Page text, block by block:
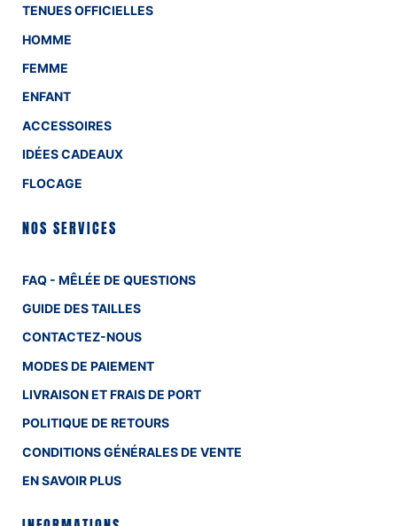
TENUES OFFICIELLES
HOMME
FEMME
ENFANT
ACCESSOIRES
IDÉES CADEAUX
FLOCAGE
NOS SERVICES
FAQ - MÊLÉE DE QUESTIONS
GUIDE DES TAILLES
CONTACTEZ-NOUS
MODES DE PAIEMENT
LIVRAISON ET FRAIS DE PORT
POLITIQUE DE RETOURS
CONDITIONS GÉNÉRALES DE VENTE
EN SAVOIR PLUS